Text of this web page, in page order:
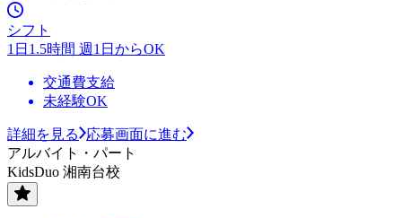
シフト
1日1.5時間 週1日からOK
交通費支給
未経験OK
詳細を見る
応募画面に進む
アルバイト・パート
KidsDuo 湘南台校